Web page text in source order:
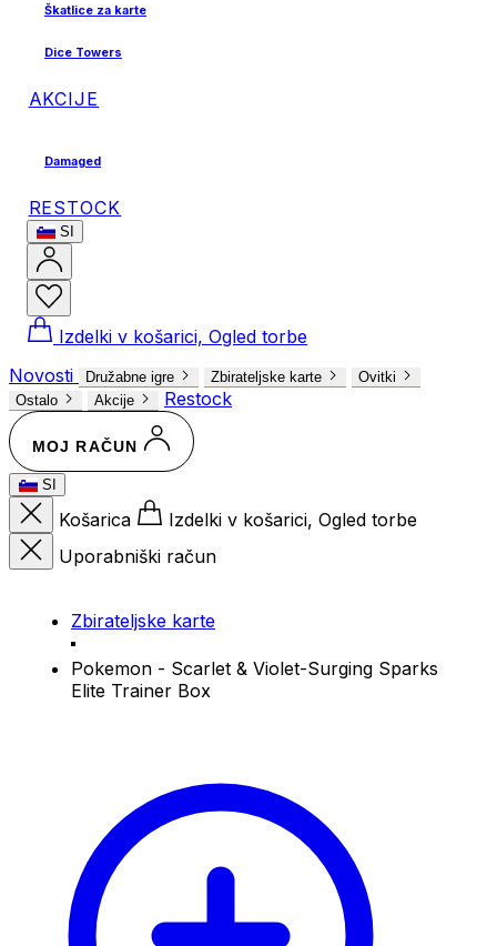
Škatlice za karte
Dice Towers
AKCIJE
Damaged
RESTOCK
SI
Izdelki v košarici, Ogled torbe
Novosti
Družabne igre Zbirateljske karte
Ovitki
Ostalo
Akcije Restock
MOJ RAČUN
SI
Košarica
Izdelki v košarici, Ogled torbe
Uporabniški račun
Zbirateljske karte
Pokemon - Scarlet & Violet-Surging Sparks
Elite Trainer Box